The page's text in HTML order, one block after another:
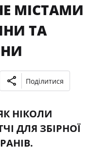
МІСТАМИ
ТА
Поділитися
НІКОЛИ
ДЛЯ ЗБІРНОЇ